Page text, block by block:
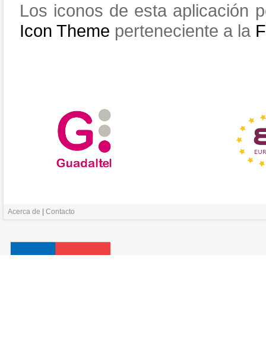
Los iconos de esta aplicación
Icon Theme perteneciente a la
Acerca de Contacto